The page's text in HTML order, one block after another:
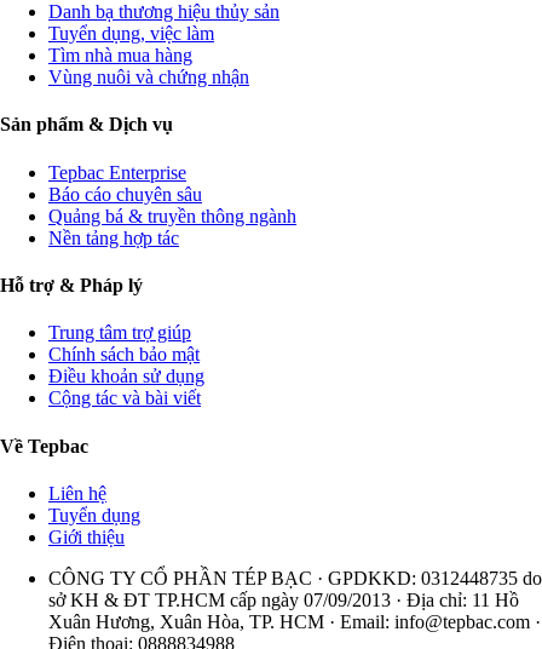
Danh bạ thương hiệu thủy sản
Tuyển dụng, việc làm
Tìm nhà mua hàng
Vùng nuôi và chứng nhận
Sản phẩm & Dịch vụ
Tepbac Enterprise
Báo cáo chuyên sâu
Quảng bá & truyền thông ngành
Nền tảng hợp tác
Hỗ trợ & Pháp lý
Trung tâm trợ giúp
Chính sách bảo mật
Điều khoản sử dụng
Cộng tác và bài viết
Về Tepbac
Liên hệ
Tuyển dụng
Giới thiệu
CÔNG TY CỔ PHẦN TÉP BẠC · GPDKKD: 0312448735 do
sở KH & ĐT TP.HCM cấp ngày 07/09/2013 · Địa chỉ: 11 Hồ
Xuân Hương, Xuân Hòa, TP. HCM · Email: info@tepbac.com ·
Điện thoại: 0888834988